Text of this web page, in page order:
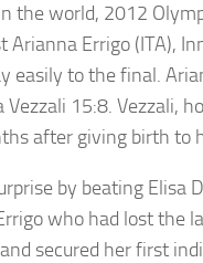
the world, 2012
Errigo (ITA),
easily to the final.
15:8. Vezzali,
after giving birth to
by beating Elisa
who had lost the
secured her first